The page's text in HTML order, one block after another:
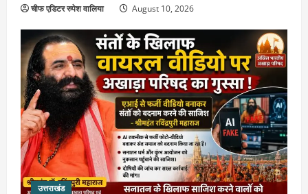
चीफ एडिटर रुपेश वालिया August 10, 2026
उत्तराखंड
2
उत्तराखंड
संतों के वायरल वीडियो पर अखाड़ा परिषद का
गुस्सा : अध्यक्ष बोले, AI की आड़ में बदनाम करने
वालों की अब खैर नहीं
August 9, 2026
उत्तराखंड